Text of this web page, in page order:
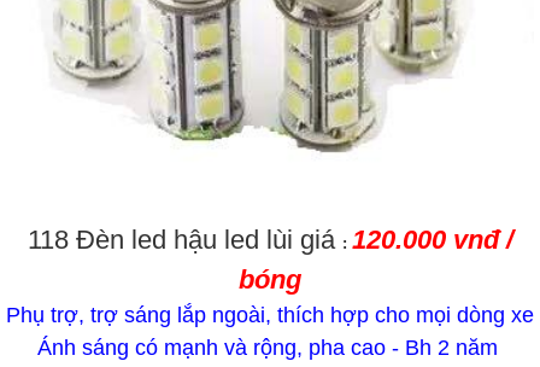
118 Đèn led hậu led lùi giá : 120.000 vnđ /
bóng
Phụ trợ, trợ sáng lắp ngoài, thích hợp cho mọi dòng xe
Ánh sáng có mạnh và rộng, pha cao - Bh 2 năm